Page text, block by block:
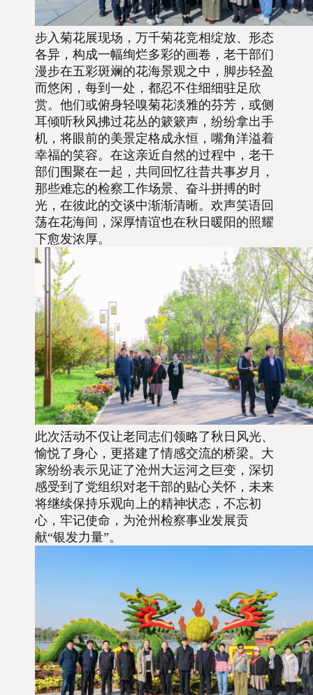
步入菊花展现场，万千菊花竞相绽放、 形态
各异，构成一幅绚烂多彩的画卷，老干部们
漫步在五彩斑斓的花海景观之中，脚步轻盈
而悠闲，每到一处，都忍不住细细驻足欣
赏。他们或俯身轻嗅菊花淡雅的芬芳，或侧
耳倾听秋风拂过花丛的簌簌声，纷纷拿出手
机，将眼前的美景定格成永恒，嘴角洋溢着
幸福的笑容。在这亲近自然的过程中，老干
部们围聚在一起，共同回忆往昔共事岁月，
那些难忘的检察工作场景、奋斗拼搏的时
光，在彼此的交谈中渐渐清晰。欢声笑语回
荡在花海间，深厚情谊也在秋日暖阳的照耀
下愈发浓厚。
此次活动不仅让老同志们领略了秋日风光、
愉悦了身心，更搭建了情感交流的桥梁。大
家纷纷表示见证了沧州大运河之巨变，深切
感受到了党组织对老干部的贴心关怀，未来
将继续保持乐观向上的精神状态，不忘初
心，牢记使命，为沧州检察事业发展贡
献“银发力量”。